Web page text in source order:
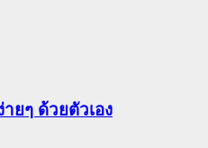
ยๆ ด้วยตัวเอง